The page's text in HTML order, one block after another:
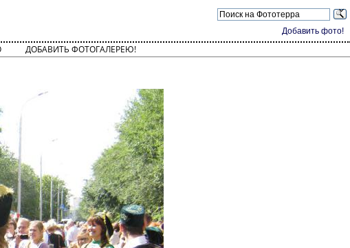
Добавить фото!
ДОБАВИТЬ ФОТОГАЛЕРЕЮ!